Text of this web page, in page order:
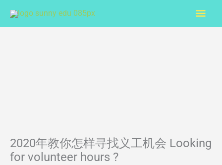
content
2020年教你怎样寻找义工机会 Looking
for volunteer hours ?